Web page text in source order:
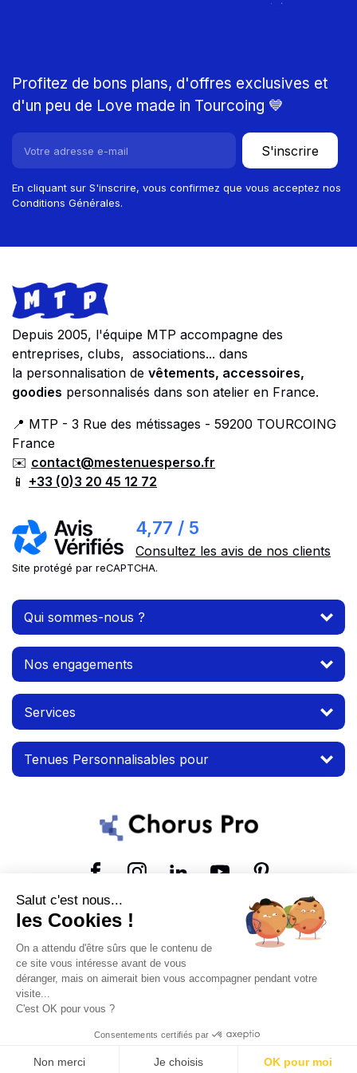
Profitez de bons plans, d'offres exclusives et
d'un peu de Love made in Tourcoing 💙
S'inscrire
En cliquant sur S'inscrire, vous confirmez que vous acceptez nos
Conditions Générales.
Footer
Store information
Depuis 2005, l'équipe MTP accompagne des
entreprises, clubs, associations... dans
la personnalisation de vêtements, accessoires,
goodies personnalisés dans son atelier en France.
📍 MTP - 3 Rue des métissages - 59200 TOURCOING
France
✉️ contact@mestenuesperso.fr
📱 +33 (0)3 20 45 12 72
4,77 / 5
Consultez les avis de nos clients
Site protégé par reCAPTCHA.
Qui sommes-nous ?
Nos engagements
Services
Tenues Personnalisables pour
© 2026 MTP. Tous droits réservés.
Conditions d'utilisation Mentions légales
Salut c'est nous...
les Cookies !
On a attendu d'être sûrs que le contenu de
ce site vous intéresse avant de vous
déranger, mais on aimerait bien vous accompagner pendant votre
visite...
C'est OK pour vous ?
Consentements certifiés par
Non merci Je choisis OK pour moi